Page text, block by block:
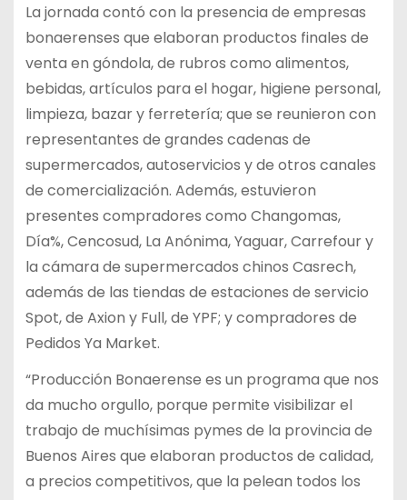
La jornada contó con la presencia de empresas
bonaerenses que elaboran productos finales de
venta en góndola, de rubros como alimentos,
bebidas, artículos para el hogar, higiene personal,
limpieza, bazar y ferretería; que se reunieron con
representantes de grandes cadenas de
supermercados, autoservicios y de otros canales
de comercialización. Además, estuvieron
presentes compradores como Changomas,
Día%, Cencosud, La Anónima, Yaguar, Carrefour y
la cámara de supermercados chinos Casrech,
además de las tiendas de estaciones de servicio
Spot, de Axion y Full, de YPF; y compradores de
Pedidos Ya Market.
“Producción Bonaerense es un programa que nos
da mucho orgullo, porque permite visibilizar el
trabajo de muchísimas pymes de la provincia de
Buenos Aires que elaboran productos de calidad,
a precios competitivos, que la pelean todos los